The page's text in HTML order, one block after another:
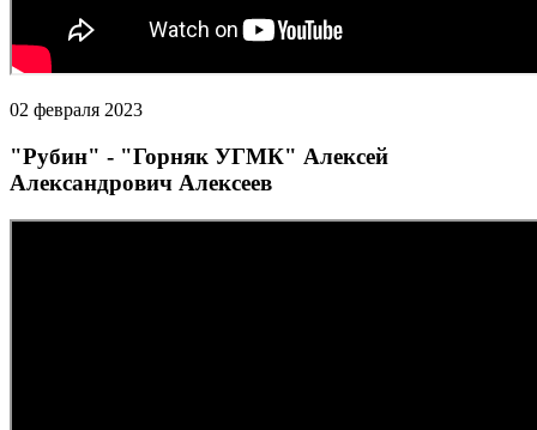
02 февраля 2023
"Рубин" - "Горняк УГМК" Алексей
Александрович Алексеев